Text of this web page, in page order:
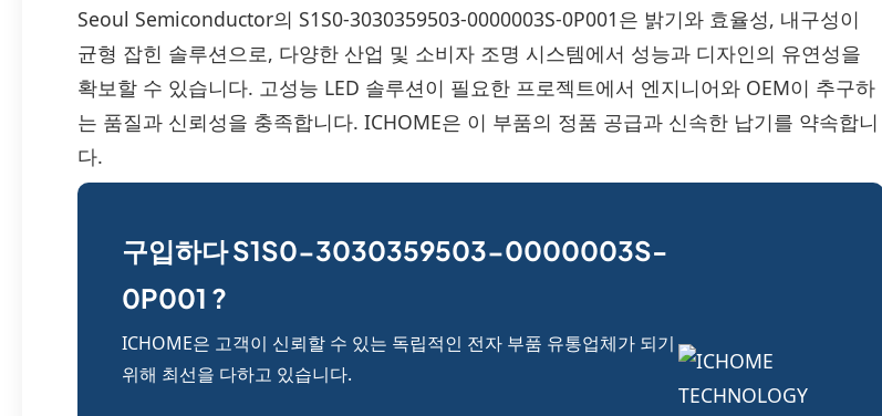
Seoul Semiconductor의 S1S0-3030359503-0000003S-0P001은 밝기와 효율성, 내구성이
균형 잡힌 솔루션으로, 다양한 산업 및 소비자 조명 시스템에서 성능과 디자인의 유연성을
확보할 수 있습니다. 고성능 LED 솔루션이 필요한 프로젝트에서 엔지니어와 OEM이 추구하
는 품질과 신뢰성을 충족합니다. ICHOME은 이 부품의 정품 공급과 신속한 납기를 약속합니
다.
구입하다 S1S0-3030359503-0000003S-
0P001 ?
ICHOME은 고객이 신뢰할 수 있는 독립적인 전자 부품 유통업체가 되기
위해 최선을 다하고 있습니다.